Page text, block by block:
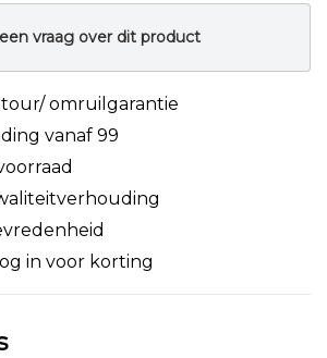
vraag over dit product
omruilgarantie
vanaf 99
in voor korting